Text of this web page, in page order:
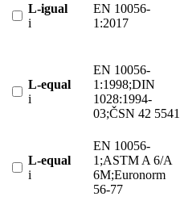
L-igual
i
EN 10056-
1:2017
L-equal
i
EN 10056-
1:1998;DIN
1028:1994-
03;ČSN 42 5541
L-equal
i
EN 10056-
1;ASTM A 6/A
6M;Euronorm
56-77